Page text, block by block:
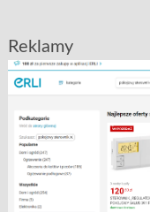
Reklamy